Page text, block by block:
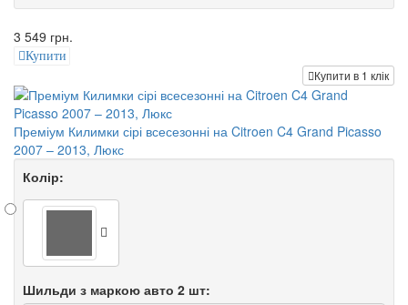
3 549 грн.
Купити
Купити в 1 клік
Преміум Килимки сірі всесезонні на Citroen C4 Grand Picasso
2007 – 2013, Люкс
Колір:
Шильди з маркою авто 2 шт: